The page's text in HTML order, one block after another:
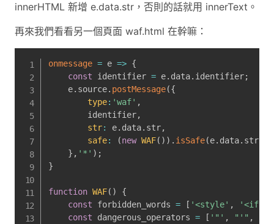
innerHTML 新增 e.data.str，否則的話就用 innerText。
再來我們看看另一個頁面 waf.html 在幹嘛：
onmessage = e => {
const identifier = e. data. identifier;
    e
. source. postMessage({
type: 'waf' ,
        identifier
,
str: e. data. str,
safe: (new WAF( ) ) . isSafe(e. data. str)
} , '*' ) ;
}
function WAF( )
{
const forbidden_words = [ '<style' ,
const dangerous_operators = [ '"' , "'" ,